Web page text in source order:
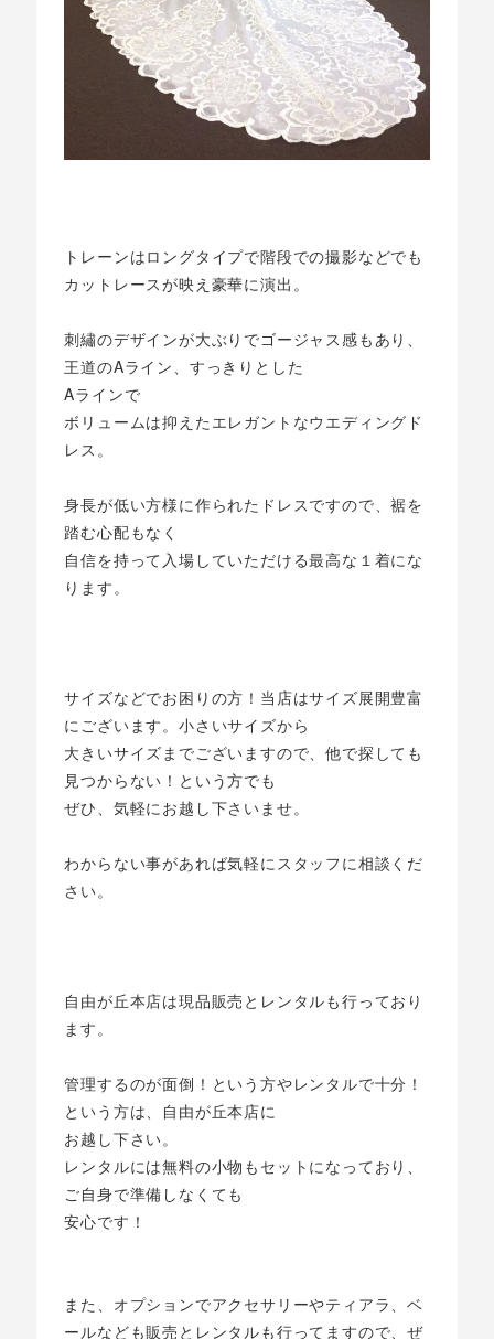
トレーンはロングタイプで階段での撮影などでも
カットレースが映え豪華に演出。
刺繡のデザインが大ぶりでゴージャス感もあり、
王道のAライン、すっきりとした
Aラインで
ボリュームは抑えたエレガントなウエディングド
レス。
身長が低い方様に作られたドレスですので、裾を
踏む心配もなく
自信を持って入場していただける最高な１着にな
ります。
サイズなどでお困りの方！当店はサイズ展開豊富
にございます。小さいサイズから
大きいサイズまでございますので、他で探しても
見つからない！という方でも
ぜひ、気軽にお越し下さいませ。
わからない事があれば気軽にスタッフに相談くだ
さい。
自由が丘本店は現品販売とレンタルも行っており
ます。
管理するのが面倒！という方やレンタルで十分！
という方は、自由が丘本店に
お越し下さい。
レンタルには無料の小物もセットになっており、
ご自身で準備しなくても
安心です！
また、オプションでアクセサリーやティアラ、ベ
ールなども販売とレンタルも行ってますので、ぜ